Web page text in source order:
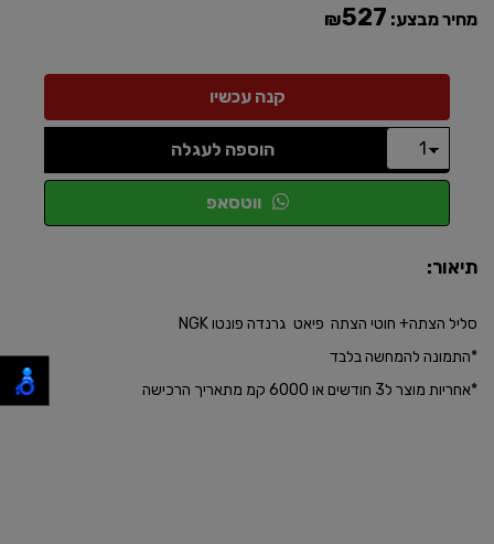
מחיר מבצע: ₪527
הוספה לעגלה
ווטסאפ
תיאור:
סליל הצתה+ חוטי הצתה פיאט גרנדה פונטו NGK
*התמונה להמחשה בלבד
​*אחריות מוצר ל3 חודשים או 6000 קמ מתאריך הרכישה